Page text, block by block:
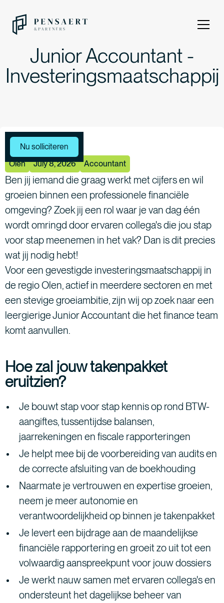
Junior Accountant -
Investeringsmaatschappij
Meer vacatures
Olen July 8, 2026 Accountant
Ben jij iemand die graag werkt met cijfers en wil
groeien binnen een professionele financiële
omgeving? Zoek jij een rol waar je van dag één
wordt omringd door ervaren collega's die jou stap
voor stap meenemen in het vak? Dan is dit precies
wat jij nodig hebt!
Voor een gevestigde investeringsmaatschappij in
de regio Olen, actief in meerdere sectoren en met
een stevige groeiambitie, zijn wij op zoek naar een
leergierige Junior Accountant die het finance team
komt aanvullen.
Hoe zal jouw takenpakket
eruitzien?
Je bouwt stap voor stap kennis op rond BTW-
aangiftes, tussentijdse balansen,
jaarrekeningen en fiscale rapporteringen
Je helpt mee bij de voorbereiding van audits en
de correcte afsluiting van de boekhouding
Naarmate je vertrouwen en expertise groeien,
neem je meer autonomie en
verantwoordelijkheid op binnen je takenpakket
Je levert een bijdrage aan de maandelijkse
financiële rapportering en groeit zo uit tot een
volwaardig aanspreekpunt voor jouw dossiers
Je werkt nauw samen met ervaren collega's en
ondersteunt het dagelijkse beheer van
Nu solliciteren